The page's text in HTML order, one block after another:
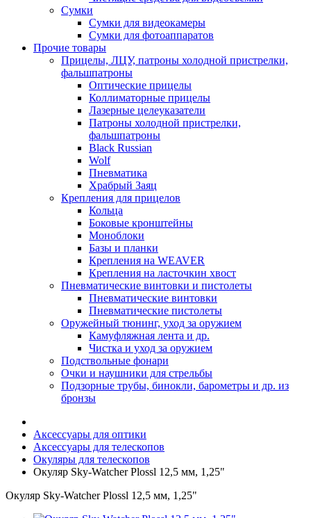
Сумки
Сумки для видеокамеры
Сумки для фотоаппаратов
Прочие товары
Прицелы, ЛЦУ, патроны холодной пристрелки,
фальшпатроны
Оптические прицелы
Коллиматорные прицелы
Лазерные целеуказатели
Патроны холодной пристрелки,
фальшпатроны
Black Russian
Wolf
Пневматика
Храбрый Заяц
Крепления для прицелов
Кольца
Боковые кронштейны
Моноблоки
Базы и планки
Крепления на WEAVER
Крепления на ласточкин хвост
Пневматические винтовки и пистолеты
Пневматические винтовки
Пневматические пистолеты
Оружейный тюнинг, уход за оружием
Камуфляжная лента и др.
Чистка и уход за оружием
Подствольные фонари
Очки и наушники для стрельбы
Подзорные трубы, бинокли, барометры и др. из
бронзы
Аксессуары для оптики
Аксессуары для телескопов
Окуляры для телескопов
Окуляр Sky-Watcher Plossl 12,5 мм, 1,25"
Окуляр Sky-Watcher Plossl 12,5 мм, 1,25"